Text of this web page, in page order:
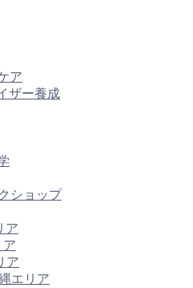
ア
ザー養成
ショップ
ア
ア
ア
エリア